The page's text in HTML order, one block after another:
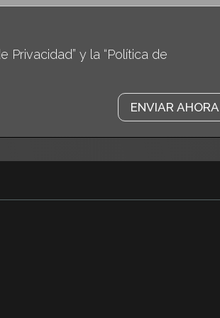
Privacidad” y la “Política de
ENVIAR AHORA